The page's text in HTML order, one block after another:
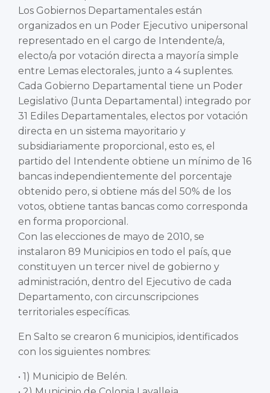
Los Gobiernos Departamentales están
organizados en un Poder Ejecutivo unipersonal
representado en el cargo de Intendente/a,
electo/a por votación directa a mayoría simple
entre Lemas electorales, junto a 4 suplentes.
Cada Gobierno Departamental tiene un Poder
Legislativo (Junta Departamental) integrado por
31 Ediles Departamentales, electos por votación
directa en un sistema mayoritario y
subsidiariamente proporcional, esto es, el
partido del Intendente obtiene un mínimo de 16
bancas independientemente del porcentaje
obtenido pero, si obtiene más del 50% de los
votos, obtiene tantas bancas como corresponda
en forma proporcional.
Con las elecciones de mayo de 2010, se
instalaron 89 Municipios en todo el país, que
constituyen un tercer nivel de gobierno y
administración, dentro del Ejecutivo de cada
Departamento, con circunscripciones
territoriales específicas.
En Salto se crearon 6 municipios, identificados
con los siguientes nombres:
• 1) Municipio de Belén.